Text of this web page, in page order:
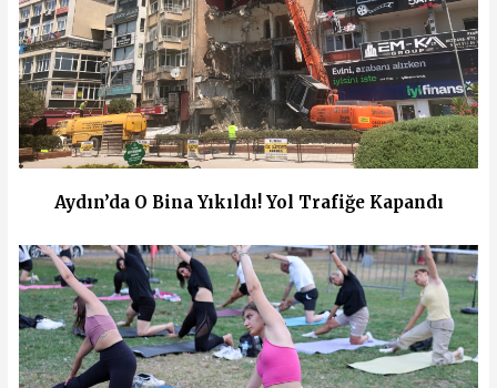
Aydın’da O Bina Yıkıldı! Yol Trafiğe Kapandı